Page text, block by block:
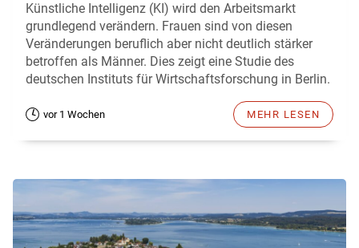
Künstliche Intelligenz (KI) wird den Arbeitsmarkt
grundlegend verändern. Frauen sind von diesen
Veränderungen beruflich aber nicht deutlich stärker
betroffen als Männer. Dies zeigt eine Studie des
deutschen Instituts für Wirtschaftsforschung in Berlin.
vor 1 Wochen MEHR LESEN